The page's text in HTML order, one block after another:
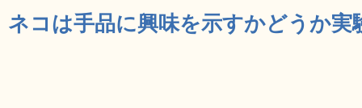
ネコは手品に興味を示すかどうか実